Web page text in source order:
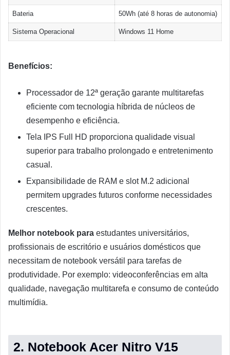
Bateria 50Wh (até 8 horas de autonomia)
Sistema Operacional Windows 11 Home
Benefícios:
Processador de 12ª geração garante multitarefas
eficiente com tecnologia híbrida de núcleos de
desempenho e eficiência.
Tela IPS Full HD proporciona qualidade visual
superior para trabalho prolongado e entretenimento
casual.
Expansibilidade de RAM e slot M.2 adicional
permitem upgrades futuros conforme necessidades
crescentes.
Melhor notebook para estudantes universitários,
profissionais de escritório e usuários domésticos que
necessitam de notebook versátil para tarefas de
produtividade. Por exemplo: videoconferências em alta
qualidade, navegação multitarefa e consumo de conteúdo
multimídia.
2. Notebook Acer Nitro V15